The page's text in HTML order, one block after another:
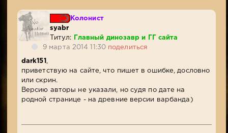
Колонист
syabr
Титул:
Главный динозавр и ГГ сайта
9 марта 2014 11:30 поделиться
dark151
приветствую на сайте, что пишет в ошибке, дословно
или скрин.
Версию авторы не указали, но судя по дате на
родной странице - на древние версии варбанда)